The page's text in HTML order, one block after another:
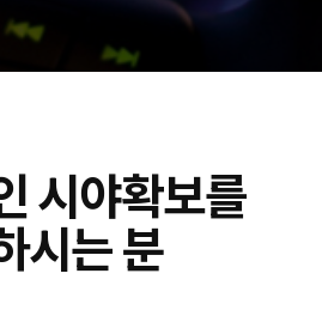
시야확보를
시는 분